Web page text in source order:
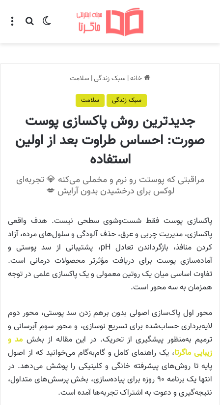
تغییر پوسته
خانه| سبک زندگی| سلامت
سبک زندگی سلامت
جدیدترین روش پاکسازی پوست
صورت: احساس طراوت بعد از اولین
استفاده
مراقبتی که پوستت رو نرم و مخملی می‌کنه 💎 تجربه‌ای
لوکس برای درخشیدن بدون آرایش 💋
پاکسازی پوست فقط شست‌وشوی سطحی نیست. هدف واقعی
پاکسازی، مدیریت چربی و عرق، حذف آلودگی و سلول‌های مرده، آزاد
کردن منافذ، بازگرداندن تعادل pH، پشتیبانی از سد پوستی و
آماده‌سازی پوست برای دریافت مؤثرتر محصولات درمانی است.
تفاوت اساسی میان یک روتین معمولی و یک پاکسازی علمی در توجه
همزمان به سه محور است.
محور اول پاک‌سازی اصولی بدون برهم زدن سد پوستی، محور دوم
لایه‌برداری حساب‌شده برای تسریع نوسازی، و محور سوم آبرسانی و
ترمیم به‌منظور پیشگیری از تحریک. در این مقاله از بخش مد و
زیبایی ماگرتا، یک راهنمای کامل و گام‌به‌گام می‌خوانید که از اصول
پایه تا روش‌های پیشرفته خانگی و کلینیکی را پوشش می‌دهد. در
انتها یک برنامه ۹۰ روزه برای پیاده‌سازی، بخش پرسش‌های متداول،
نتیجه‌گیری و دعوت به اشتراک تجربه‌ها آمده است.